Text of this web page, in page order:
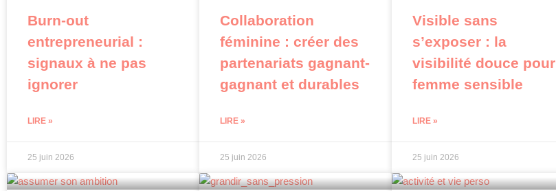
Burn-out
entrepreneurial :
signaux à ne pas
ignorer
LIRE »
25 juin 2026
Collaboration
féminine : créer des
partenariats gagnant-
gagnant et durables
LIRE »
25 juin 2026
Visible sans
s’exposer : la
visibilité douce pour
femme sensible
LIRE »
25 juin 2026